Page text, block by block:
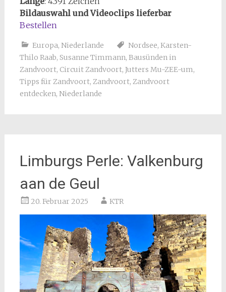
Bildauswahl und Videoclips lieferbar
Bestellen
Europa, Niederlande Nordsee, Karsten-
Thilo Raab, Susanne Timmann, Bausünden in
Zandvoort, Circuit Zandvoort, Jutters Mu-ZEE-um,
Tipps für Zandvoort, Zandvoort, Zandvoort
entdecken, Niederlande
Limburgs Perle: Valkenburg
aan de Geul
20. Februar 2025 KTR